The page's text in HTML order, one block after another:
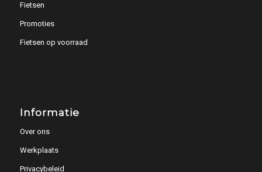
Fietsen
Promoties
Fietsen op voorraad
Informatie
Over ons
Werkplaats
Privacybeleid